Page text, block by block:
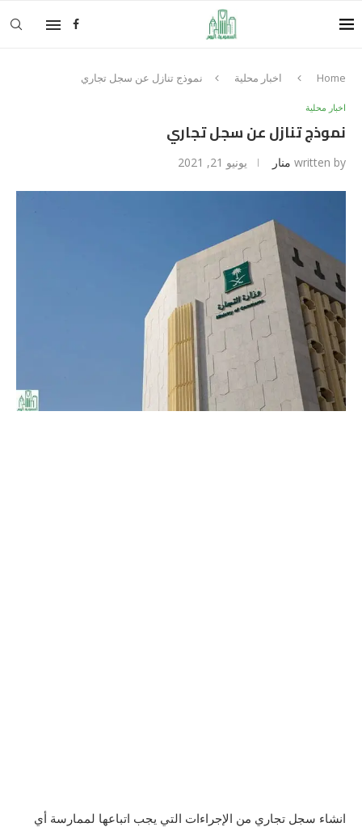
Home اخبار محلية نموذج تنازل عن سجل تجاري
اخبار محلية
نموذج تنازل عن سجل تجاري
written by منار يونيو 21, 2021
انشاء سجل تجاري من الإجراءات التي يجب اتباعها لممارسة أي